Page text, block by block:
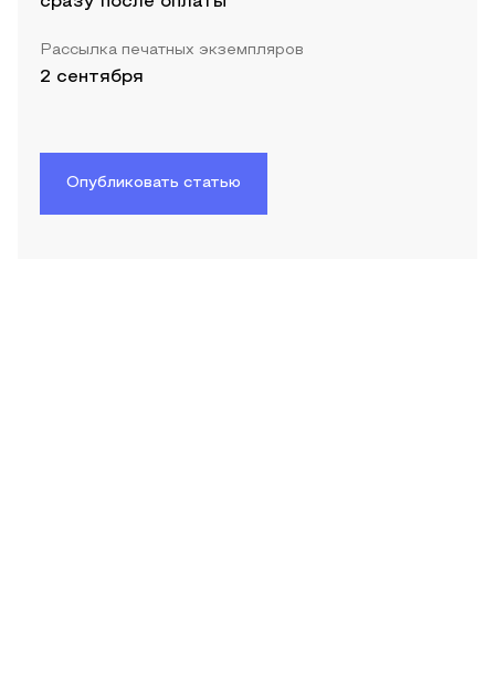
Рассылка печатных экземпляров
2 сентября
Опубликовать статью